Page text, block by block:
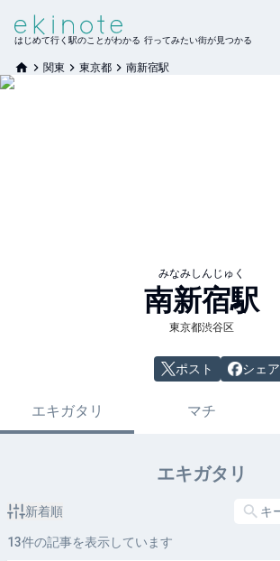
はじめて行く駅のことがわかる 行ってみたい街が見つかる
関東 東京都 南新宿駅
みなみしんじゅく
南新宿駅
東京都渋谷区
ポスト シェア
エキガタリ マチ
エキガタリ
新着順
13件の記事を表示しています